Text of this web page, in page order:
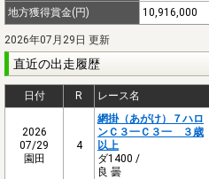
地方獲得賞金(円)
10,916,000
2026年07月29日 更新
直近の出走履歴
日付 R レース名
2026
07/29
園田
4
網掛（あがけ）７ハロ
ンＣ３一Ｃ３一 ３歳
以上
ダ1400 /
良 曇